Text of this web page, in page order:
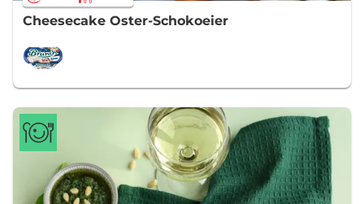
Cheesecake Oster-Schokoeier